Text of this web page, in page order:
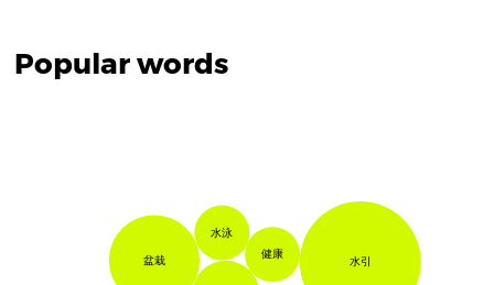
Popular words
水泳
健康
盆栽 水引